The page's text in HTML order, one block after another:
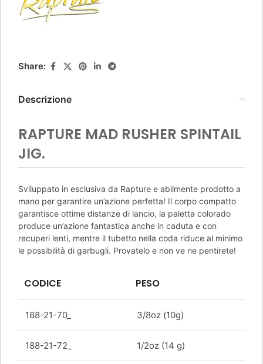
8,50€
AGGIUNGI AL CARRELLO
RAPTURE MAD RUSHER SPINTAIL JIG – 3/8oz
(10gr), 3 / Red Head
Share:
Descrizione
RAPTURE MAD RUSHER SPINTAIL
JIG.
Sviluppato in esclusiva da Rapture e abilmente prodotto a
mano per garantire un’azione perfetta! Il corpo compatto
garantisce ottime distanze di lancio, la paletta colorado
produce un’azione fantastica anche in caduta e con
recuperi lenti, mentre il tubetto nella coda riduce al minimo
le possibilità di garbugli. Provatelo e non ve ne pentirete!
CODICE PESO
188-21-70_ 3/8oz (10g)
188-21-72_ 1/2oz (14 g)